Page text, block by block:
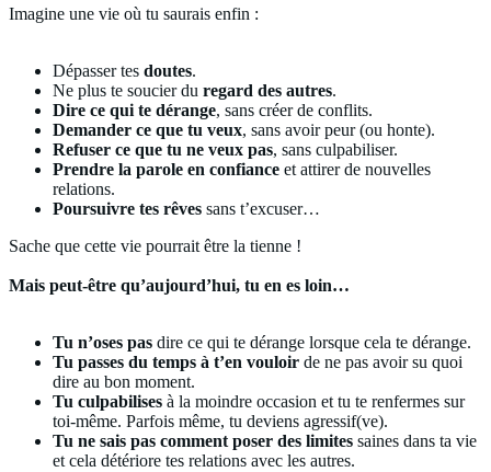
Imagine une vie où tu saurais enfin :
Dépasser tes doutes.
Ne plus te soucier du regard des autres.
Dire ce qui te dérange, sans créer de conflits.
Demander ce que tu veux, sans avoir peur (ou honte).
Refuser ce que tu ne veux pas, sans culpabiliser.
Prendre la parole en confiance et attirer de nouvelles
relations.
Poursuivre tes rêves sans t’excuser…
Sache que cette vie pourrait être la tienne !
Mais peut-être qu’aujourd’hui, tu en es loin…
Tu n’oses pas dire ce qui te dérange lorsque cela te dérange.
Tu passes du temps à t’en vouloir de ne pas avoir su quoi
dire au bon moment.
Tu culpabilises à la moindre occasion et tu te renfermes sur
toi-même. Parfois même, tu deviens agressif(ve).
Tu ne sais pas comment poser des limites saines dans ta vie
et cela détériore tes relations avec les autres.